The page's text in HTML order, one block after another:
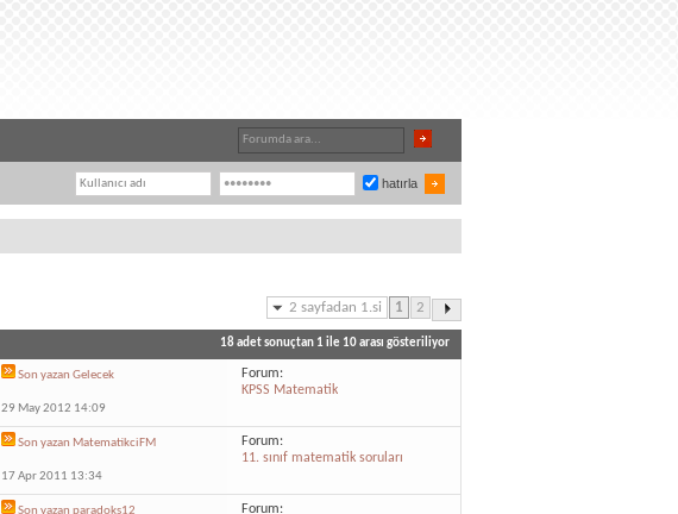
hatırla
2 sayfadan 1.si 1 2
18 adet sonuçtan 1 ile 10 arası gösteriliyor
Son yazan Gelecek
29 May 2012 14:09
Forum:
KPSS Matematik
Son yazan MatematikciFM
17 Apr 2011 13:34
Forum:
11. sınıf matematik soruları
Son yazan paradoks12
Forum: